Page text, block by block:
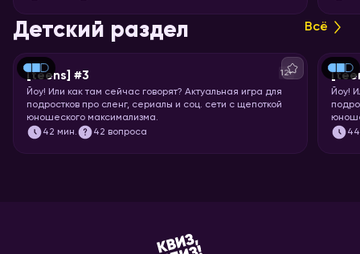
тимбилдиться. Вас ждёт 5 раундов вопросов на разные
темы, ответить на которые поможет слаженная работа.
Тот случай, когда команда действительно решает!
Детский раздел Всё
[teens] #3 12+
Йоу! Или как там сейчас говорят? Актуальная игра для
подростков про сленг, сериалы и соц. сети с щепоткой
юношеского максимализма.
42 мин. 42 вопроса
Йоу!
44